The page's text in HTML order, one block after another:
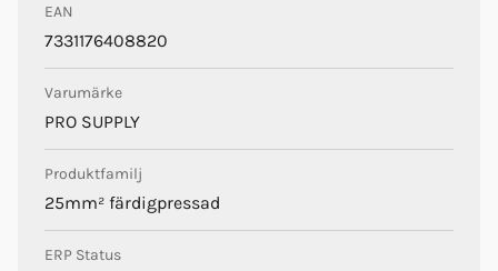
Pro Supply
EAN
7331176408820
Varumärke
PRO SUPPLY
Produktfamilj
25mm² färdigpressad
ERP Status